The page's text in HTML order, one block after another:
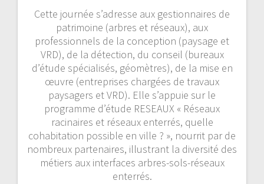
Cette journée s’adresse aux gestionnaires de
patrimoine (arbres et réseaux), aux
professionnels de la conception (paysage et
VRD), de la détection, du conseil (bureaux
d’étude spécialisés, géomètres), de la mise en
œuvre (entreprises chargées de travaux
paysagers et VRD). Elle s’appuie sur le
programme d’étude RESEAUX « Réseaux
racinaires et réseaux enterrés, quelle
cohabitation possible en ville ? », nourrit par de
nombreux partenaires, illustrant la diversité des
métiers aux interfaces arbres-sols-réseaux
enterrés.